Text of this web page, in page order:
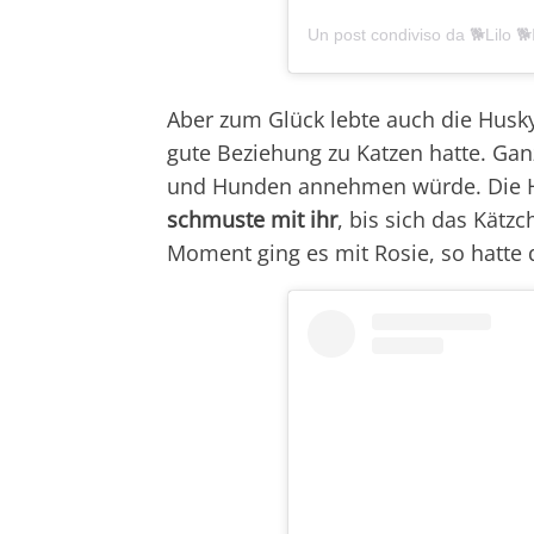
Un post condiviso da 🐕Lilo
Aber zum Glück lebte auch die
gute Beziehung zu Katzen hatte.
und Hunden annehmen würde. Die
schmuste mit ihr, bis sich das
Moment ging es mit Rosie, so hatte